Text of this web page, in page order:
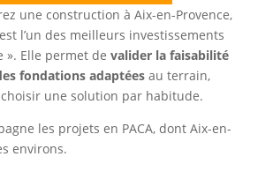
une construction à Aix-en-Provence,
l’un des meilleurs investissements
». Elle permet de valider la faisabilité
fondations adaptéesau terrain,
une solution par habitude.
les projets en PACA, dont Aix-en-
environs.